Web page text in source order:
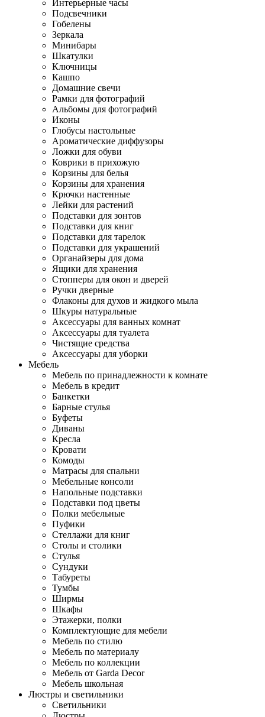
Интерьерные часы
Подсвечники
Гобелены
Зеркала
Минибары
Шкатулки
Ключницы
Кашпо
Домашние свечи
Рамки для фотографий
Альбомы для фотографий
Иконы
Глобусы настольные
Ароматические диффузоры
Ложки для обуви
Коврики в прихожую
Корзины для белья
Корзины для хранения
Крючки настенные
Лейки для растений
Подставки для зонтов
Подставки для книг
Подставки для тарелок
Подставки для украшений
Органайзеры для дома
Ящики для хранения
Стопперы для окон и дверей
Ручки дверные
Флаконы для духов и жидкого мыла
Шкуры натуральные
Аксессуары для ванных комнат
Аксессуары для туалета
Чистящие средства
Аксессуары для уборки
Мебель
Мебель по принадлежности к комнате
Мебель в кредит
Банкетки
Барные стулья
Буфеты
Диваны
Кресла
Кровати
Комоды
Матрасы для спальни
Мебельные консоли
Напольные подставки
Подставки под цветы
Полки мебельные
Пуфики
Стеллажи для книг
Столы и столики
Стулья
Сундуки
Табуреты
Тумбы
Ширмы
Шкафы
Этажерки, полки
Комплектующие для мебели
Мебель по стилю
Мебель по материалу
Мебель по коллекции
Мебель от Garda Decor
Мебель школьная
Люстры и светильники
Светильники